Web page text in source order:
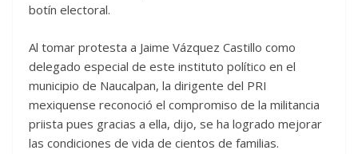
botín electoral.
Al tomar protesta a Jaime Vázquez Castillo como
delegado especial de este instituto político en el
municipio de Naucalpan, la dirigente del PRI
mexiquense reconoció el compromiso de la militancia
priista pues gracias a ella, dijo, se ha logrado mejorar
las condiciones de vida de cientos de familias.